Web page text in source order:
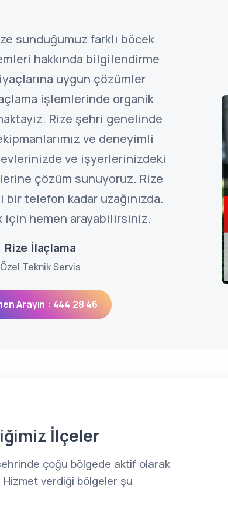
sunduğumuz farklı böcek
hakkında bilgilendirme
uygun çözümler
işlemlerinde organik
Rize şehri genelinde
ve deneyimli
ve işyerlerinizdeki
çözüm sunuyoruz. Rize
telefon kadar uzağınızda.
için hemen arayabilirsiniz.
Rize İlaçlama
Özel Teknik Servis
Arayın : 444 28 46
İlçeler
çoğu bölgede aktif olarak
verdiği bölgeler şu